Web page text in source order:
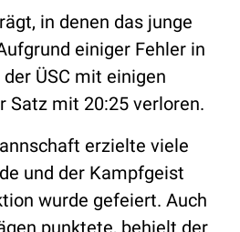
in denen das junge
einiger Fehler in
ÜSC mit einigen
Satz mit 20:25 verloren.
erzielte viele
und der Kampfgeist
wurde gefeiert. Auch
punktete, behielt der